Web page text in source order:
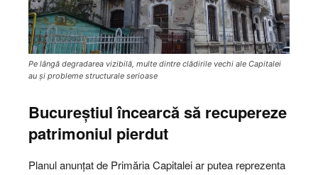
Pe lângă degradarea vizibilă, multe dintre clădirile vechi ale Capitalei
au și probleme structurale serioase
Bucureștiul încearcă să recupereze
patrimoniul pierdut
Planul anunțat de Primăria Capitalei ar putea reprezenta